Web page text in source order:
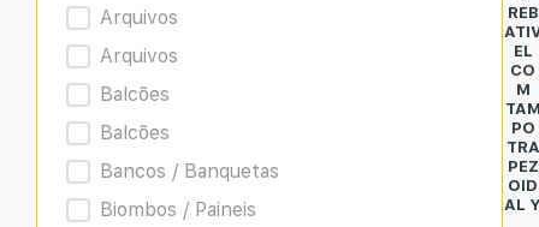
Arquivos
Arquivos
Balcões
Balcões
Bancos / Banquetas
Biombos / Paineis
REB
EL
CO
M
PO
TRA
PEZ
OID
AL